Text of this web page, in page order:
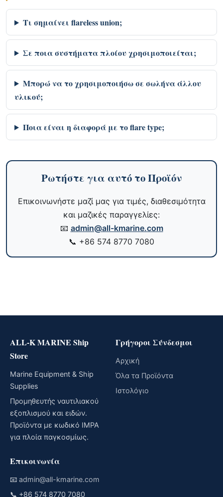
Τι σημαίνει flareless union;
Σε ποια συστήματα πλοίου χρησιμοποιείται;
Μπορώ να το χρησιμοποιήσω σε σωλήνα άλλου
υλικού;
Ποια είναι η διαφορά με το flare type;
Ρωτήστε για αυτό το Προϊόν
Επικοινωνήστε μαζί μας για τιμές, διαθεσιμότητα
και μαζικές παραγγελίες:
📧 admin@all-kmarine.com
📞 +86 574 8770 7080
ALL-K MARINE Ship
Store
Marine Equipment & Ship
Supplies
Προμηθευτής ναυτιλιακού
εξοπλισμού και ειδών.
Προϊόντα με κωδικό IMPA
για πλοία παγκοσμίως.
Γρήγοροι Σύνδεσμοι
Αρχική
Όλα τα Προϊόντα
Ιστολόγιο
Επικοινωνία
📧 admin@all-kmarine.com
📞 +86 574 8770 7080